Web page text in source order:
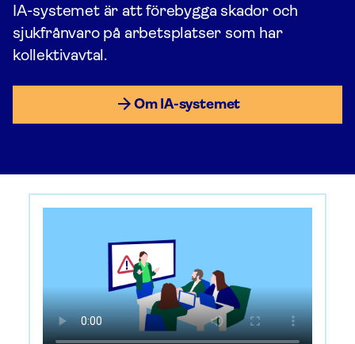
IA-systemet är att förebygga skador och
sjukfrånvaro på arbetsplatser som har
kollektiv­avtal.
Om IA-systemet